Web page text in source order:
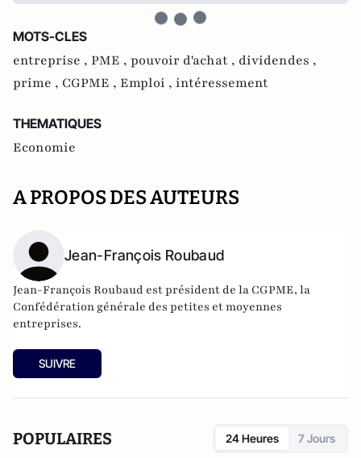
MOTS-CLES
entreprise , PME , pouvoir d'achat , dividendes ,
prime , CGPME , Emploi , intéressement
THEMATIQUES
Economie
A PROPOS DES AUTEURS
Jean-François Roubaud
Jean-François Roubaud est président de la CGPME, la
Confédération générale des petites et moyennes
entreprises.
SUIVRE
POPULAIRES 24 Heures 7 Jours